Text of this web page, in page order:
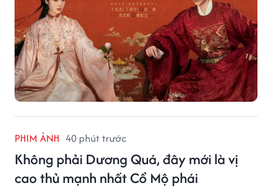
PHIM ẢNH 40 phút trước
Không phải Dương Quá, đây mới là vị
cao thủ mạnh nhất Cổ Mộ phái